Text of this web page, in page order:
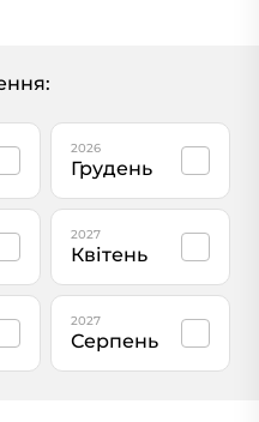
2026
Грудень
2027
Квітень
2027
Серпень